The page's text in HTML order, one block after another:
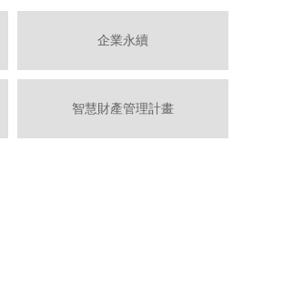
企業永續
智慧財產管理計畫